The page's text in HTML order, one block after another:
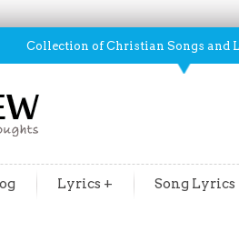
Collection of Christian Songs and
Lyrics + Song Lyrics